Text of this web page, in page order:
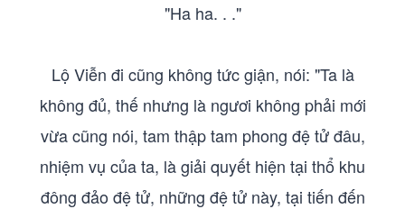
"Ha ha. . ."
Lộ Viễn đi cũng không tức giận, nói: "Ta là
không đủ, thế nhưng là ngươi không phải mới
vừa cũng nói, tam thập tam phong đệ tử đâu,
nhiệm vụ của ta, là giải quyết hiện tại thổ khu
đông đảo đệ tử, những đệ tử này, tại tiến đến